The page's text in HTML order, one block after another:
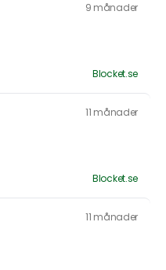
9 månader
Blocket.se
11 månader
Blocket.se
11 månader